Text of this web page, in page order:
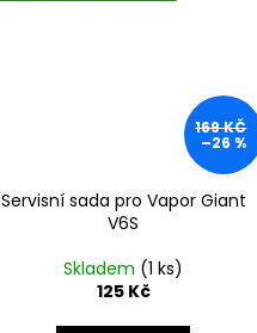
169 KČ
–26 %
Servisní sada pro Vapor Giant
V6S
Skladem (1 ks)
125 Kč